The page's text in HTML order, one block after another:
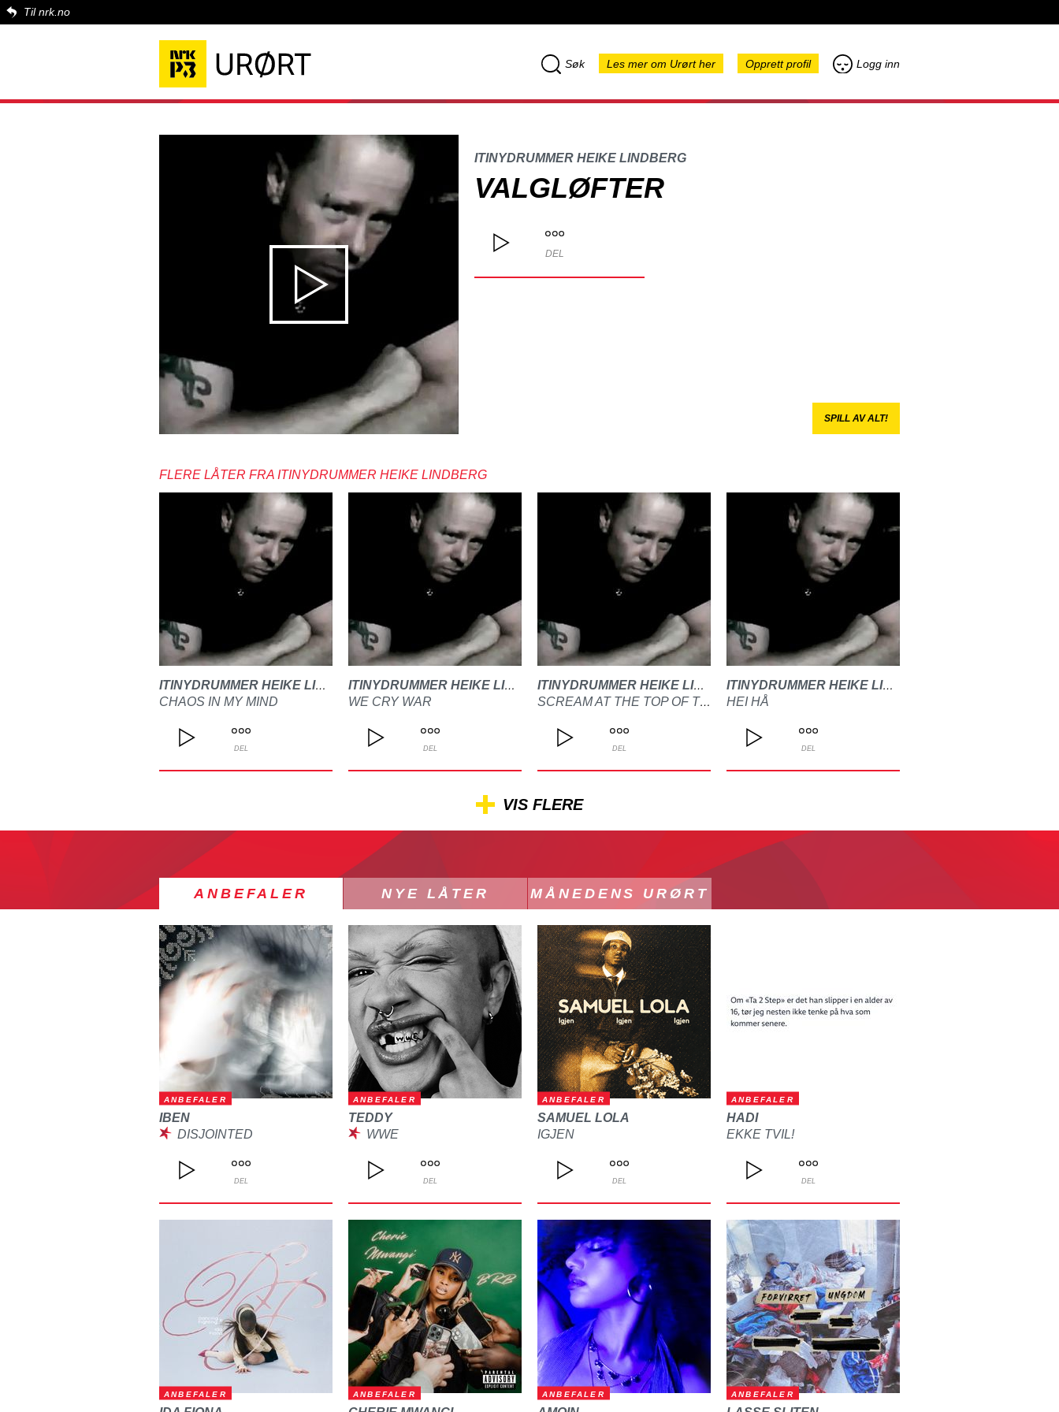
Til nrk.no
Søk Les mer om Urørt her Opprett profil Logg inn
ITINYDRUMMER HEIKE LINDBERG
VALGLØFTER
DEL
SPILL AV ALT!
FLERE LÅTER FRA ITINYDRUMMER HEIKE LINDBERG
ITINYDRUMMER HEIKE LINDBERG
CHAOS IN MY MIND
DEL
ITINYDRUMMER HEIKE LINDBERG
WE CRY WAR
DEL
ITINYDRUMMER HEIKE LINDBERG
SCREAM AT THE TOP OF THE WORLD
DEL
ITINYDRUMMER HEIKE LINDBERG
HEI HÅ
DEL
VIS FLERE
ANBEFALER NYE LÅTER MÅNEDENS URØRT
ANBEFALER
IBEN
DISJOINTED
DEL
ANBEFALER
TEDDY
WWE
DEL
ANBEFALER
SAMUEL LOLA
IGJEN
DEL
ANBEFALER
HADI
EKKE TVIL!
DEL
ANBEFALER ANBEFALER ANBEFALER ANBEFALER